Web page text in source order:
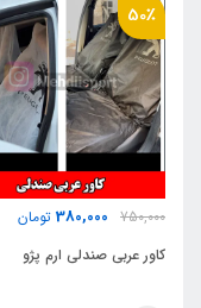
50٪
750,000
380,000 تومان
کاور عربی صندلی ارم پژو